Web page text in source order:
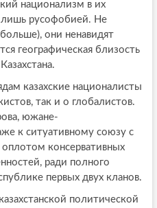
национализм в их
лишь русофобией. Не
они ненавидят
географическая близость
казахские националисты
так и о глобалистов.
южане-
к ситуативному союзу с
консервативных
ради полного
первых двух кланов.
политической